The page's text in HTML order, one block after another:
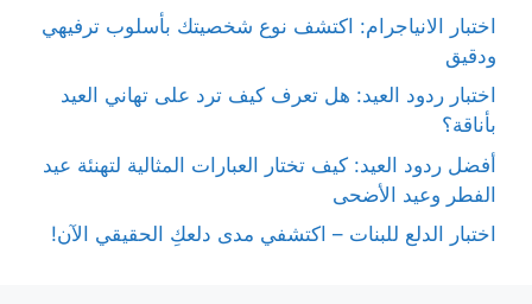
اختبار الانياجرام: اكتشف نوع شخصيتك بأسلوب ترفيهي
ودقيق
اختبار ردود العيد: هل تعرف كيف ترد على تهاني العيد
بأناقة؟
أفضل ردود العيد: كيف تختار العبارات المثالية لتهنئة عيد
الفطر وعيد الأضحى
اختبار الدلع للبنات – اكتشفي مدى دلعكِ الحقيقي الآن!